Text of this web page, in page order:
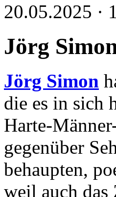
20.05.2025 ·
Jörg
Jörg Simon
die es in sich
Harte-
gegenüber
behaupten,
weil auch